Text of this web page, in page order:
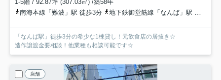
1-5階 / 92.87坪 (307.03㎡) /築58年
南海本線「難波」駅 徒歩3分
地下鉄御堂筋線「なんば」駅 徒歩3分
「なんば駅」徒歩3分の希少な1棟貸し！元飲食店の居抜き☆
造作譲渡金要相談！他業種も相談可能です☆
店舗